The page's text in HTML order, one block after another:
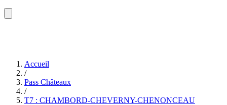
Accueil
/
Pass Châteaux
/
T7 : CHAMBORD-CHEVERNY-CHENONCEAU